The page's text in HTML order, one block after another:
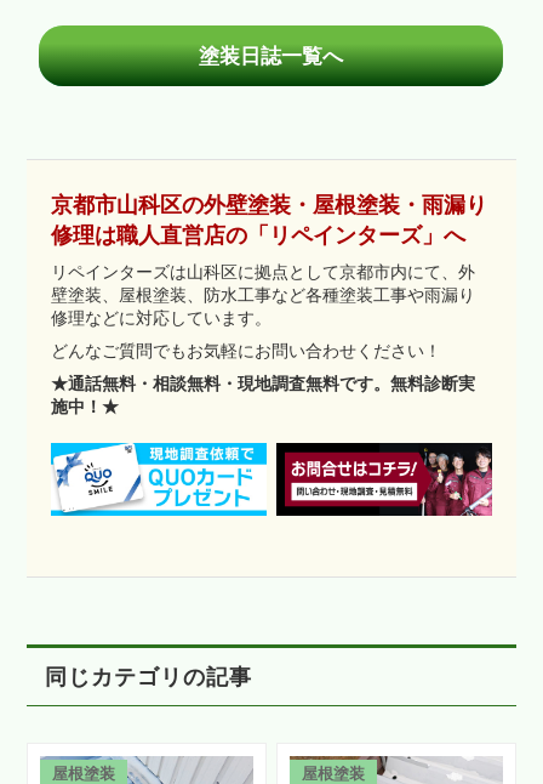
塗装日誌一覧へ
京都市山科区の外壁塗装・屋根塗装・雨漏り
修理は職人直営店の「リペインターズ」へ
リペインターズは山科区に拠点として京都市内にて、外
壁塗装、屋根塗装、防水工事など各種塗装工事や雨漏り
修理などに対応しています。
どんなご質問でもお気軽にお問い合わせください！
★通話無料・相談無料・現地調査無料です。無料診断実
施中！★
同じカテゴリの記事
屋根塗装 屋根塗装